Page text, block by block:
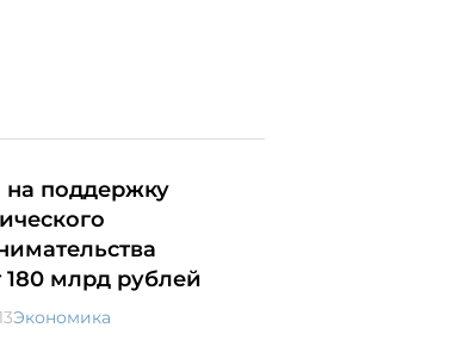
на поддержку
180 млрд рублей
Экономика